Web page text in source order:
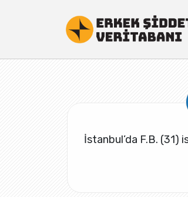
İstanbul’da F.B. (31)